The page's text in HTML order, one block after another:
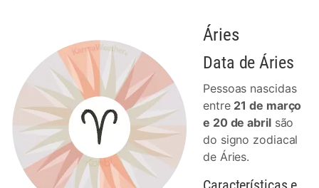
Áries
Data de Áries
Pessoas nascidas
entre 21 de março
e 20 de abrilsão
do signo zodiacal
de Áries.